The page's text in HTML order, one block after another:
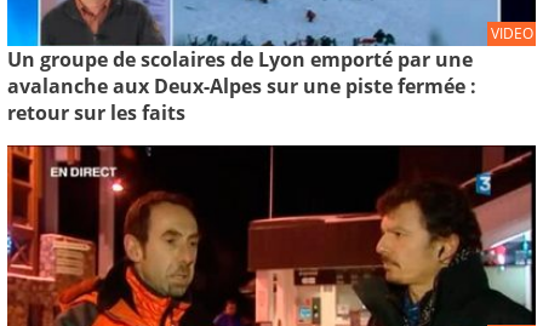
VIDEO
Un groupe de scolaires de Lyon emporté par une
avalanche aux Deux-Alpes sur une piste fermée :
retour sur les faits